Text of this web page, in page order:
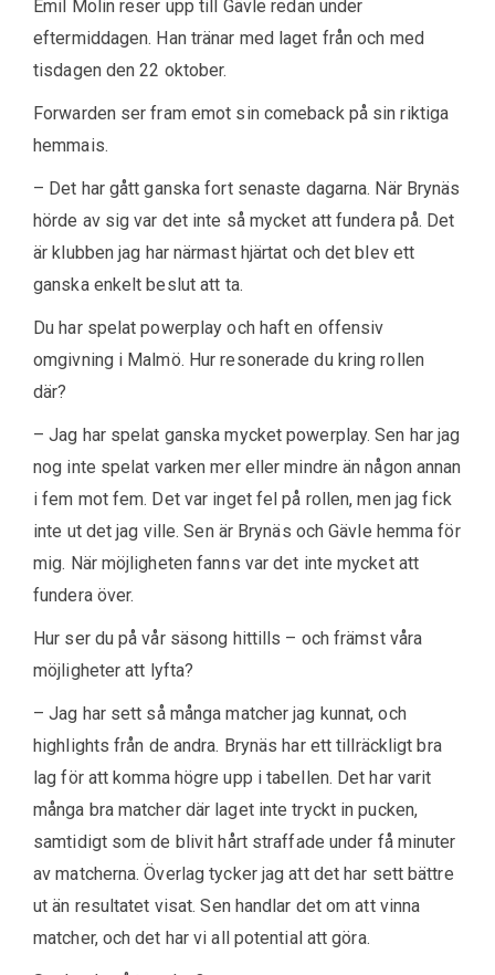
Emil Molin reser upp till Gävle redan under
eftermiddagen. Han tränar med laget från och med
tisdagen den 22 oktober.
Forwarden ser fram emot sin comeback på sin riktiga
hemmais.
– Det har gått ganska fort senaste dagarna. När Brynäs
hörde av sig var det inte så mycket att fundera på. Det
är klubben jag har närmast hjärtat och det blev ett
ganska enkelt beslut att ta.
Du har spelat powerplay och haft en offensiv
omgivning i Malmö. Hur resonerade du kring rollen
där?
– Jag har spelat ganska mycket powerplay. Sen har jag
nog inte spelat varken mer eller mindre än någon annan
i fem mot fem. Det var inget fel på rollen, men jag fick
inte ut det jag ville. Sen är Brynäs och Gävle hemma för
mig. När möjligheten fanns var det inte mycket att
fundera över.
Hur ser du på vår säsong hittills – och främst våra
möjligheter att lyfta?
– Jag har sett så många matcher jag kunnat, och
highlights från de andra. Brynäs har ett tillräckligt bra
lag för att komma högre upp i tabellen. Det har varit
många bra matcher där laget inte tryckt in pucken,
samtidigt som de blivit hårt straffade under få minuter
av matcherna. Överlag tycker jag att det har sett bättre
ut än resultatet visat. Sen handlar det om att vinna
matcher, och det har vi all potential att göra.